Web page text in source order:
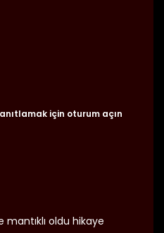
80
için oturum açın
oldu hikaye